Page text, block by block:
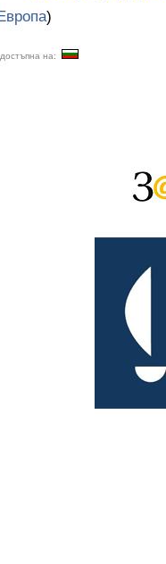
)
на: